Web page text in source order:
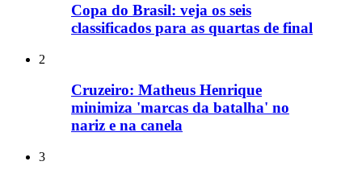
Copa do Brasil: veja os seis
classificados para as quartas de final
2
Cruzeiro: Matheus Henrique
minimiza 'marcas da batalha' no
nariz e na canela
3